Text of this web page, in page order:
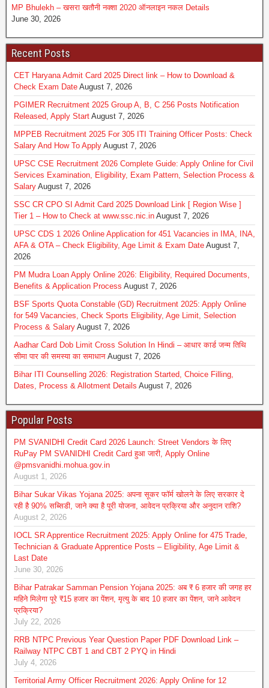
MP Bhulekh – खसरा खतौनी नक्शा 2020 ऑनलाइन नकल Details
June 30, 2026
Recent Posts
CET Haryana Admit Card 2025 Direct link – How to Download &
Check Exam Date August 7, 2026
PGIMER Recruitment 2025 Group A, B, C 256 Posts Notification
Released, Apply Start August 7, 2026
MPPEB Recruitment 2025 For 305 ITI Training Officer Posts: Check
Salary And How To Apply August 7, 2026
UPSC CSE Recruitment 2026 Complete Guide: Apply Online for Civil
Services Examination, Eligibility, Exam Pattern, Selection Process &
Salary August 7, 2026
SSC CR CPO SI Admit Card 2025 Download Link [ Region Wise ]
Tier 1 – How to Check at www.ssc.nic.in August 7, 2026
UPSC CDS 1 2026 Online Application for 451 Vacancies in IMA, INA,
AFA & OTA – Check Eligibility, Age Limit & Exam Date August 7,
2026
PM Mudra Loan Apply Online 2026: Eligibility, Required Documents,
Benefits & Application Process August 7, 2026
BSF Sports Quota Constable (GD) Recruitment 2025: Apply Online
for 549 Vacancies, Check Sports Eligibility, Age Limit, Selection
Process & Salary August 7, 2026
Aadhar Card Dob Limit Cross Solution In Hindi – आधार कार्ड जन्म तिथि
सीमा पार की समस्या का समाधान August 7, 2026
Bihar ITI Counselling 2026: Registration Started, Choice Filling,
Dates, Process & Allotment Details August 7, 2026
Popular Posts
PM SVANIDHI Credit Card 2026 Launch: Street Vendors के लिए
RuPay PM SVANIDHI Credit Card हुआ जारी, Apply Online
@pmsvanidhi.mohua.gov.in
August 1, 2026
Bihar Sukar Vikas Yojana 2025: अपना सूकर फॉर्म खोलने के लिए सरकार दे
रही है 90% सब्सिडी, जाने क्या है पूरी योजना, आवेदन प्रक्रिया और अनुदान राशि?
August 2, 2026
IOCL SR Apprentice Recruitment 2025: Apply Online for 475 Trade,
Technician & Graduate Apprentice Posts – Eligibility, Age Limit &
Last Date
June 30, 2026
Bihar Patrakar Samman Pension Yojana 2025: अब ₹ 6 हजार की जगह हर
महिने मिलेगा पूरे ₹15 हजार का पेंशन, मृत्यु के बाद 10 हजार का पेंशन, जाने आवेदन
प्रक्रिया?
July 22, 2026
RRB NTPC Previous Year Question Paper PDF Download Link –
Railway NTPC CBT 1 and CBT 2 PYQ in Hindi
July 4, 2026
Territorial Army Officer Recruitment 2026: Apply Online for 12